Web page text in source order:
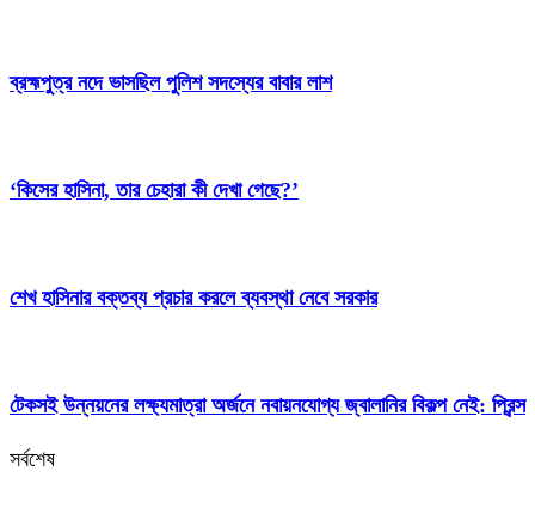
ব্রহ্মপুত্র নদে ভাসছিল পুলিশ সদস্যের বাবার লাশ
‘কিসের হাসিনা, তার চেহারা কী দেখা গেছে?’
শেখ হাসিনার বক্তব্য প্রচার করলে ব্যবস্থা নেবে সরকার
টেকসই উন্নয়নের লক্ষ্যমাত্রা অর্জনে নবায়নযোগ্য জ্বালানির বিকল্প নেই: প্রিন্স
সর্বশেষ